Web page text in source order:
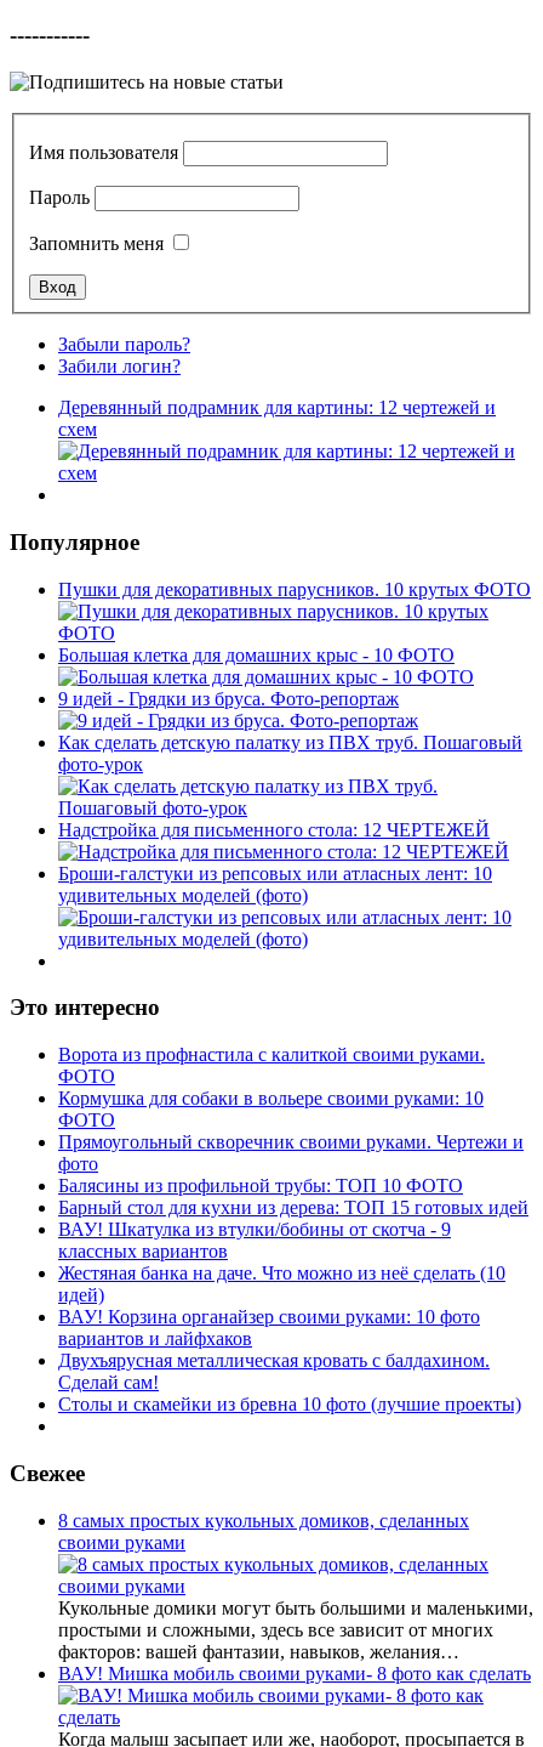
-----------
Имя пользователя
Пароль
Запомнить меня
Забыли пароль?
Забили логин?
Деревянный подрамник для картины: 12 чертежей и
схем
Популярное
Пушки для декоративных парусников. 10 крутых ФОТО
Большая клетка для домашних крыс - 10 ФОТО
9 идей - Грядки из бруса. Фото-репортаж
Как сделать детскую палатку из ПВХ труб. Пошаговый
фото-урок
Надстройка для письменного стола: 12 ЧЕРТЕЖЕЙ
Броши-галстуки из репсовых или атласных лент: 10
удивительных моделей (фото)
Это интересно
Ворота из профнастила с калиткой своими руками.
ФОТО
Кормушка для собаки в вольере своими руками: 10
ФОТО
Прямоугольный скворечник своими руками. Чертежи и
фото
Балясины из профильной трубы: ТОП 10 ФОТО
Барный стол для кухни из дерева: ТОП 15 готовых идей
ВАУ! Шкатулка из втулки/бобины от скотча - 9
классных вариантов
Жестяная банка на даче. Что можно из неё сделать (10
идей)
ВАУ! Корзина органайзер своими руками: 10 фото
вариантов и лайфхаков
Двухъярусная металлическая кровать с балдахином.
Сделай сам!
Столы и скамейки из бревна 10 фото (лучшие проекты)
Свежее
8 самых простых кукольных домиков, сделанных
своими руками
Кукольные домики могут быть большими и маленькими,
простыми и сложными, здесь все зависит от многих
факторов: вашей фантазии, навыков, желания…
ВАУ! Мишка мобиль своими руками- 8 фото как сделать
Когда малыш засыпает или же, наоборот, просыпается в